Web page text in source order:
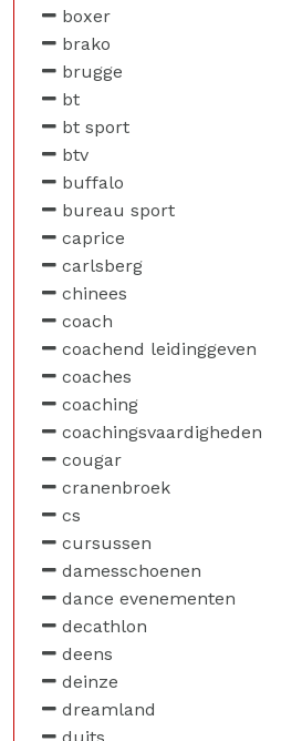
boxer
brako
brugge
bt
bt sport
btv
buffalo
bureau sport
caprice
carlsberg
chinees
coach
coachend leidinggeven
coaches
coaching
coachingsvaardigheden
cougar
cranenbroek
cs
cursussen
damesschoenen
dance evenementen
decathlon
deens
deinze
dreamland